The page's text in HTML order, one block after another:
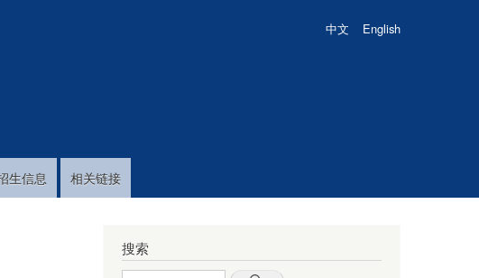
中文 English
生信息 相关链接
搜索